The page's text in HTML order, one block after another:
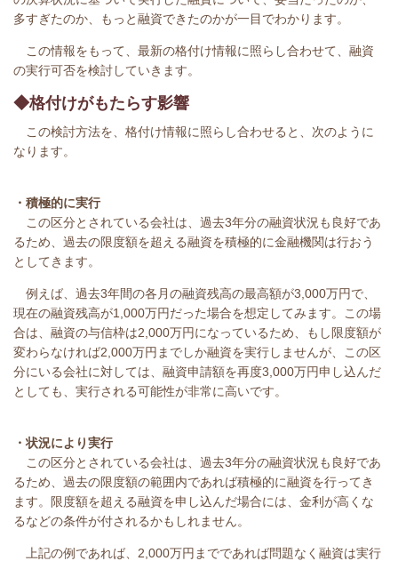
多すぎたのか、もっと融資できたのかが一目でわかります。
この情報をもって、最新の格付け情報に照らし合わせて、融資
の実行可否を検討していきます。
◆格付けがもたらす影響
この検討方法を、格付け情報に照らし合わせると、次のように
なります。
・積極的に実行
この区分とされている会社は、過去3年分の融資状況も良好であ
るため、過去の限度額を超える融資を積極的に金融機関は行おう
としてきます。
例えば、過去3年間の各月の融資残高の最高額が3,000万円で、
現在の融資残高が1,000万円だった場合を想定してみます。この場
合は、融資の与信枠は2,000万円になっているため、もし限度額が
変わらなければ2,000万円までしか融資を実行しませんが、この区
分にいる会社に対しては、融資申請額を再度3,000万円申し込んだ
としても、実行される可能性が非常に高いです。
・状況により実行
この区分とされている会社は、過去3年分の融資状況も良好であ
るため、過去の限度額の範囲内であれば積極的に融資を行ってき
ます。限度額を超える融資を申し込んだ場合には、金利が高くな
るなどの条件が付されるかもしれません。
上記の例であれば、2,000万円までであれば問題なく融資は実行